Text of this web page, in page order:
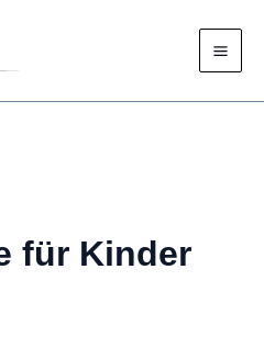
für Kinder